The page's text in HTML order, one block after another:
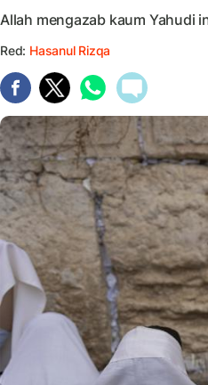
Allah mengazab kaum Yahudi
Red: Hasanul Rizqa